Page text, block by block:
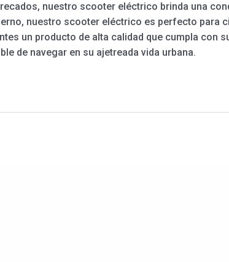
nuestro scooter eléctrico brinda una
nuestro scooter eléctrico es perfecto para
un producto de alta calidad que cumpla con
de navegar en su ajetreada vida urbana.